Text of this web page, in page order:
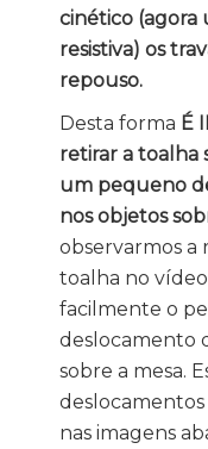
cinético (agora
resistiva) os
repouso.
Desta forma É
retirar a toalha
um pequeno
nos objetos
observarmos a
toalha no
facilmente o
deslocamento
sobre a mesa.
nas imagens